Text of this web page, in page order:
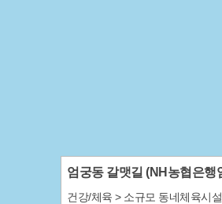
건강/체육 > 소규모 동네체육시설